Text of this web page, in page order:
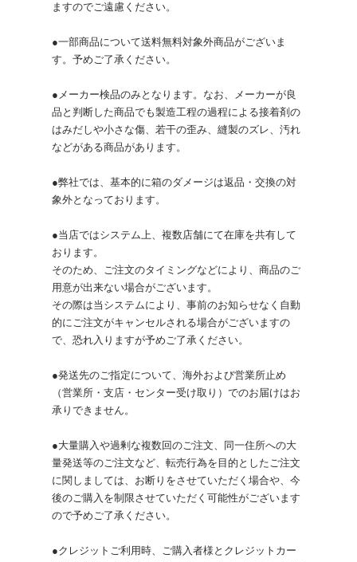
ますのでご遠慮ください。
●一部商品について送料無料対象外商品がございま
す。予めご了承ください。
●メーカー検品のみとなります。なお、メーカーが良
品と判断した商品でも製造工程の過程による接着剤の
はみだしや小さな傷、若干の歪み、縫製のズレ、汚れ
などがある商品があります。
●弊社では、基本的に箱のダメージは返品・交換の対
象外となっております。
●当店ではシステム上、複数店舗にて在庫を共有して
おります。
そのため、ご注文のタイミングなどにより、商品のご
用意が出来ない場合がございます。
その際は当システムにより、事前のお知らせなく自動
的にご注文がキャンセルされる場合がございますの
で、恐れ入りますが予めご了承ください。
●発送先のご指定について、海外および営業所止め
（営業所・支店・センター受け取り）でのお届けはお
承りできません。
●大量購入や過剰な複数回のご注文、同一住所への大
量発送等のご注文など、転売行為を目的としたご注文
に関しましては、お断りをさせていただく場合や、今
後のご購入を制限させていただく可能性がございます
ので予めご了承ください。
●クレジットご利用時、ご購入者様とクレジットカー